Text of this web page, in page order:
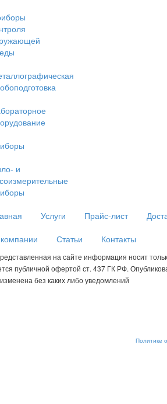
и
Услуги Прайс-лист
Статьи Контакты
на сайте информация носит
публичной офертой ст. 437 ГК РФ.
без каких либо уведомлений
Политике